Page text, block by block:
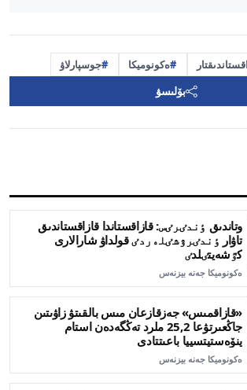
ەكونوميكا جوسپارلاۋ
بۆلىسۋ
وتاندىق ٶندٸرٸس: قازاقستاندا قازاقستاندىق
تاۋار ٶندٸرۋشٸلەردٸ قولداۋ شارالارى
كٷشەيتٸلدٸ
ەكونوميكا جەنە بيزنەس
«قازاقمىس» جەزقازعان مىس بالقىتۋ زاۋىتىن
جاڭعىرتۋعا 25,2 ملرد تەڭگەدەن استام
ينۆەستيتسييا باعىتتادى
ەكونوميكا جەنە بيزنەس